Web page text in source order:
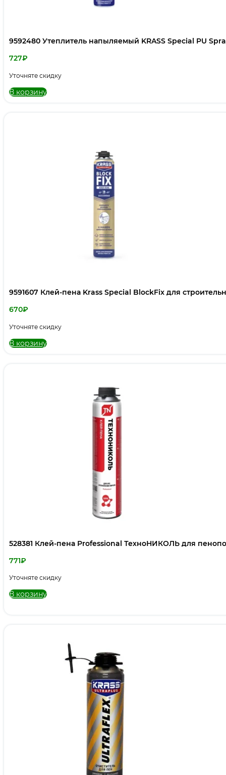
9592480 Утеплитель напыляемый KRASS Special PU
727₽
Уточняте скидку
В корзину
9591607 Клей-пена Krass Special BlockFix для
670₽
Уточняте скидку
В корзину
528381 Клей-пена Professional ТехноНИКОЛЬ для
771₽
Уточняте скидку
В корзину